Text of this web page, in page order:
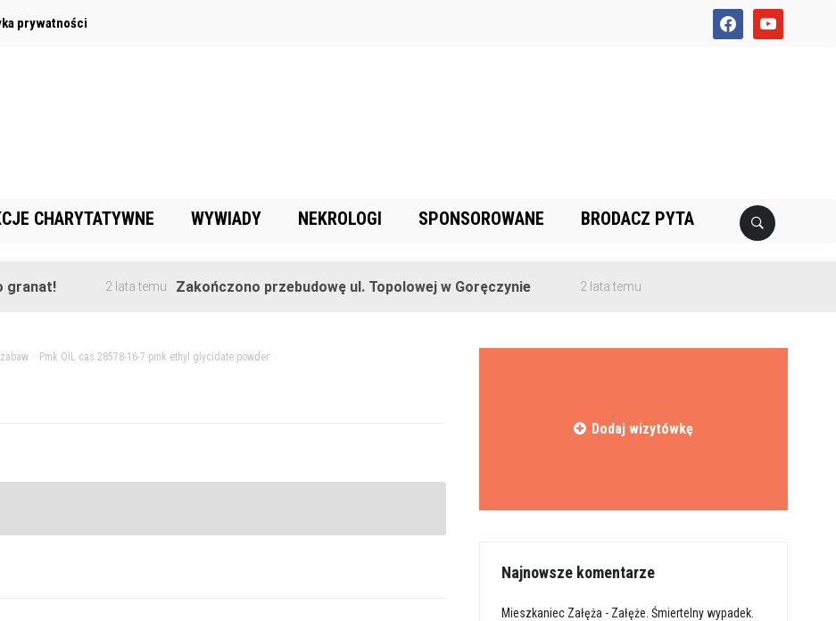
facebookyoutube
prywatności
CHARYTATYWNE WYWIADY NEKROLOGI SPONSOROWANE BRODACZ PYTA
2 lata temu Zakończono przebudowę ul. Topolowej w Goręczynie 2 lata temu
> Pmk OIL cas 28578-16-7 pmk ethyl glycidate powder>
Dodaj wizytówkę
Najnowsze komentarze
Mieszkaniec Załęża - Załęże. Śmiertelny wypadek.